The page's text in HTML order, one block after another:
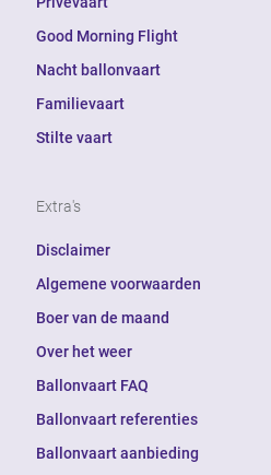
Good Morning Flight
Nacht ballonvaart
Familievaart
Stilte vaart
Extra's
Disclaimer
Algemene voorwaarden
Boer van de maand
Over het weer
Ballonvaart FAQ
Ballonvaart referenties
Ballonvaart aanbieding